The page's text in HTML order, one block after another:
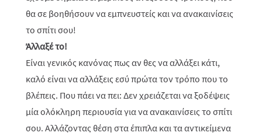
θα σε βοηθήσουν να εμπνευστείς και να ανακαινίσεις
το σπίτι σου!
Άλλαξέ το!
Είναι γενικός κανόνας πως αν θες να αλλάξει κάτι,
καλό είναι να αλλάξεις εσύ πρώτα τον τρόπο που το
βλέπεις. Που πάει να πει: Δεν χρειάζεται να ξοδέψεις
μία ολόκληρη περιουσία για να ανακαινίσεις το σπίτι
σου. Αλλάζοντας θέση στα έπιπλα και τα αντικείμενα